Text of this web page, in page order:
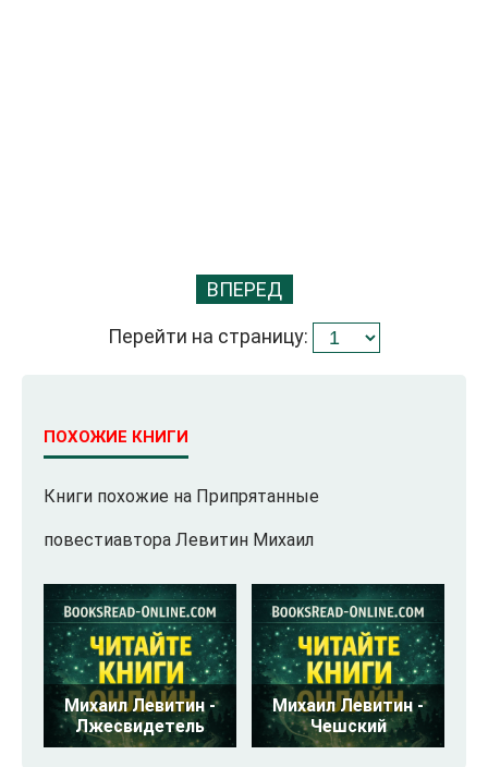
ВПЕРЕД
Перейти на страницу:
ПОХОЖИЕ КНИГИ
Книги похожие на Припрятанные
повестиавтора Левитин Михаил
Михаил Левитин -
Лжесвидетель
Михаил Левитин -
Чешский